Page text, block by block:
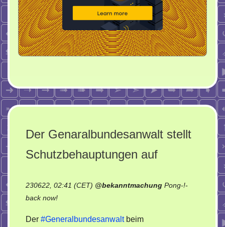
Der Genaralbundesanwalt stellt
Schutzbehauptungen auf
230622, 02:41 (CET) @bekanntmachung Pong-!-
back now!on
Genaralbundesanwalt
Der #Generalbundesanwaltbeim